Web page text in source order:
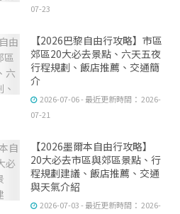
07-23
【2026巴黎自由行攻略】市區
郊區20大必去景點、六天五夜
行程規劃、飯店推薦、交通簡
介
2026-07-06 - 最近更新時間： 2026-
07-21
【2026墨爾本自由行攻略】
20大必去市區與郊區景點、行
程規劃建議、飯店推薦、交通
與天氣介紹
2026-07-03 - 最近更新時間： 2026-